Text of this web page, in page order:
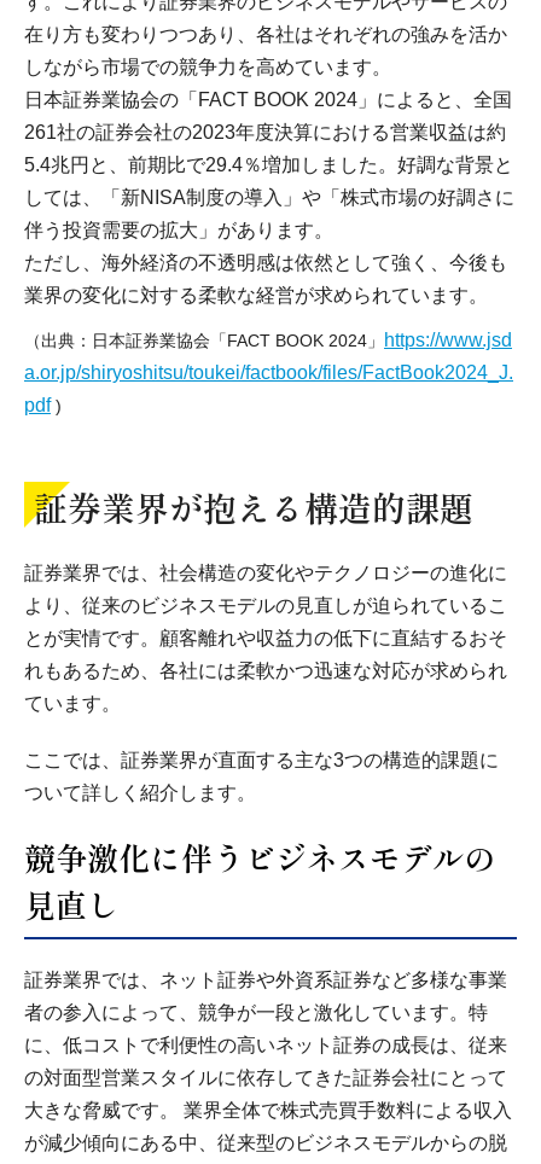
在り方も変わりつつあり、各社はそれぞれの強みを活か
しながら市場での競争力を高めています。
日本証券業協会の「FACT BOOK 2024」によると、全国
261社の証券会社の2023年度決算における営業収益は約
5.4兆円と、前期比で29.4％増加しました。好調な背景と
しては、「新NISA制度の導入」や「株式市場の好調さに
伴う投資需要の拡大」があります。
ただし、海外経済の不透明感は依然として強く、今後も
業界の変化に対する柔軟な経営が求められています。
（出典：日本証券業協会「FACT BOOK 2024」
https://www.jsd
a.or.jp/shiryoshitsu/toukei/factbook/files/FactBook2024_J.
pdf)
証券業界が抱える構造的課題
証券業界では、社会構造の変化やテクノロジーの進化に
より、従来のビジネスモデルの見直しが迫られているこ
とが実情です。顧客離れや収益力の低下に直結するおそ
れもあるため、各社には柔軟かつ迅速な対応が求められ
ています。
ここでは、証券業界が直面する主な3つの構造的課題に
ついて詳しく紹介します。
競争激化に伴うビジネスモデルの
見直し
証券業界では、ネット証券や外資系証券など多様な事業
者の参入によって、競争が一段と激化しています。特
に、低コストで利便性の高いネット証券の成長は、従来
の対面型営業スタイルに依存してきた証券会社にとって
大きな脅威です。 業界全体で株式売買手数料による収入
が減少傾向にある中、従来型のビジネスモデルからの脱